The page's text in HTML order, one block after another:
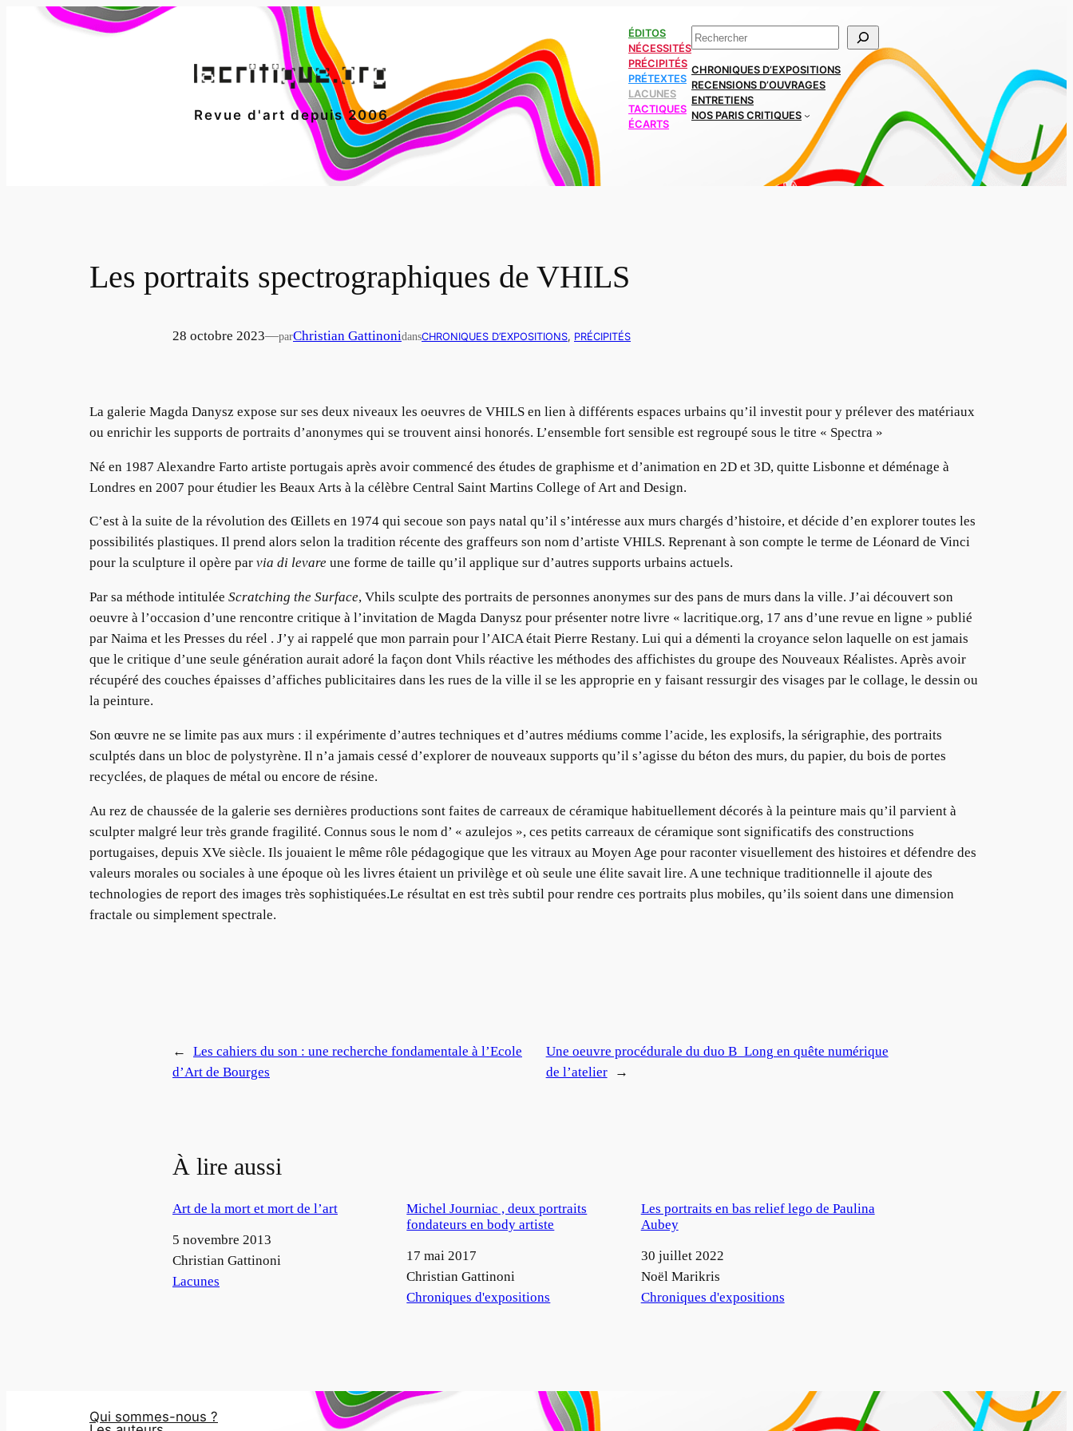
Revue d'art depuis 2006
ÉDITOS
NÉCESSITÉS
PRÉCIPITÉS
PRÉTEXTES
LACUNES
TACTIQUES
ÉCARTS
Rechercher
CHRONIQUES D’EXPOSITIONS
RECENSIONS D’OUVRAGES
ENTRETIENS
NOS PARIS CRITIQUES
Les portraits spectrographiques de VHILS
28 octobre 2023—parChristian GattinonidansCHRONIQUES D’EXPOSITIONS, PRÉCIPITÉS
La galerie Magda Danysz expose sur ses deux niveaux les oeuvres de VHILS en lien à différents espaces urbains qu’il investit pour y prélever des matériaux
ou enrichir les supports de portraits d’anonymes qui se trouvent ainsi honorés. L’ensemble fort sensible est regroupé sous le titre « Spectra »
Né en 1987 Alexandre Farto artiste portugais après avoir commencé des études de graphisme et d’animation en 2D et 3D, quitte Lisbonne et déménage à
Londres en 2007 pour étudier les Beaux Arts à la célèbre Central Saint Martins College of Art and Design.
C’est à la suite de la révolution des Œillets en 1974 qui secoue son pays natal qu’il s’intéresse aux murs chargés d’histoire, et décide d’en explorer toutes les
possibilités plastiques. Il prend alors selon la tradition récente des graffeurs son nom d’artiste VHILS. Reprenant à son compte le terme de Léonard de Vinci
pour la sculpture il opère par via di levare une forme de taille qu’il applique sur d’autres supports urbains actuels.
Par sa méthode intitulée Scratching the Surface, Vhils sculpte des portraits de personnes anonymes sur des pans de murs dans la ville. J’ai découvert son
oeuvre à l’occasion d’une rencontre critique à l’invitation de Magda Danysz pour présenter notre livre « lacritique.org, 17 ans d’une revue en ligne » publié
par Naima et les Presses du réel . J’y ai rappelé que mon parrain pour l’AICA était Pierre Restany. Lui qui a démenti la croyance selon laquelle on est jamais
que le critique d’une seule génération aurait adoré la façon dont Vhils réactive les méthodes des affichistes du groupe des Nouveaux Réalistes. Après avoir
récupéré des couches épaisses d’affiches publicitaires dans les rues de la ville il se les approprie en y faisant ressurgir des visages par le collage, le dessin ou
la peinture.
Son œuvre ne se limite pas aux murs : il expérimente d’autres techniques et d’autres médiums comme l’acide, les explosifs, la sérigraphie, des portraits
sculptés dans un bloc de polystyrène. Il n’a jamais cessé d’explorer de nouveaux supports qu’il s’agisse du béton des murs, du papier, du bois de portes
recyclées, de plaques de métal ou encore de résine.
Au rez de chaussée de la galerie ses dernières productions sont faites de carreaux de céramique habituellement décorés à la peinture mais qu’il parvient à
sculpter malgré leur très grande fragilité. Connus sous le nom d’ « azulejos », ces petits carreaux de céramique sont significatifs des constructions
portugaises, depuis XVe siècle. Ils jouaient le même rôle pédagogique que les vitraux au Moyen Age pour raconter visuellement des histoires et défendre des
valeurs morales ou sociales à une époque où les livres étaient un privilège et où seule une élite savait lire. A une technique traditionnelle il ajoute des
technologies de report des images très sophistiquées.Le résultat en est très subtil pour rendre ces portraits plus mobiles, qu’ils soient dans une dimension
fractale ou simplement spectrale.
←
Les cahiers du son : une recherche fondamentale à l’Ecole
d’Art de Bourges
Une oeuvre procédurale du duo B_Long en quête numérique
de l’atelier
→
À lire aussi
Art de la mort et mort de l’art
Date
5 novembre 2013
Auteur
Christian Gattinoni
Par rapport à
Lacunes
Michel Journiac , deux portraits
fondateurs en body artiste
Date
17 mai 2017
Auteur
Christian Gattinoni
Par rapport à
Chroniques d'expositions
Les portraits en bas relief lego de Paulina
Aubey
Date
30 juillet 2022
Auteur
Noël Marikris
Par rapport à
Chroniques d'expositions
Qui sommes-nous ?